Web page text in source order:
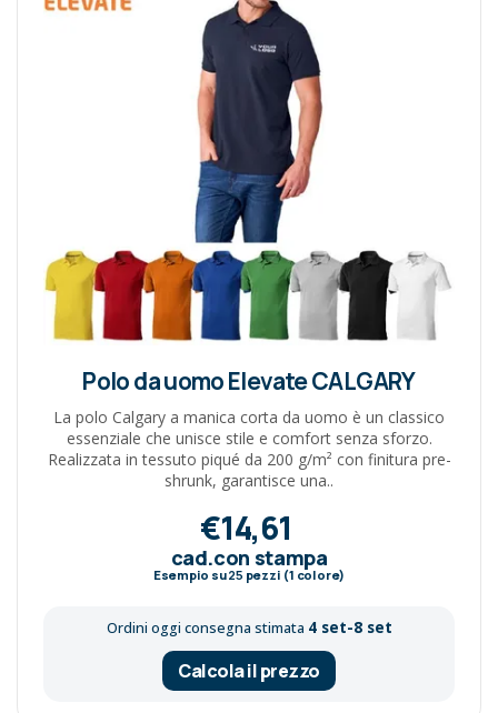
Polo da uomo Elevate CALGARY
La polo Calgary a manica corta da uomo è un classico
essenziale che unisce stile e comfort senza sforzo.
Realizzata in tessuto piqué da 200 g/m² con finitura pre-
shrunk, garantisce una..
€14,61
cad.con stampa
Esempio su25 pezzi (1 colore)
Ordini oggi consegna stimata 4 set-8 set
Calcola il prezzo